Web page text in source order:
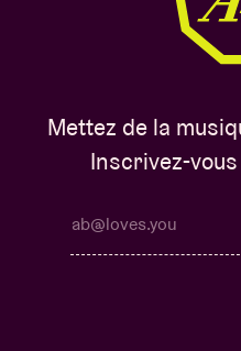
Mettez de la
Inscrivez-